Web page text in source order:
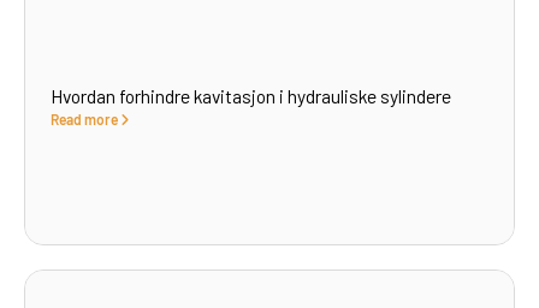
Hvordan forhindre kavitasjon i hydrauliske sylindere
Read more